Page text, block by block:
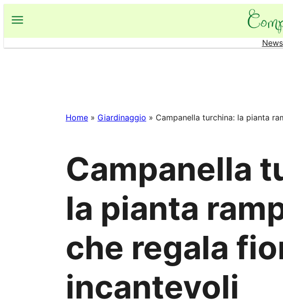
News
Home » Giardinaggio » Campanella turchina: la pianta
Campanella
la pianta
che regala
incantevoli